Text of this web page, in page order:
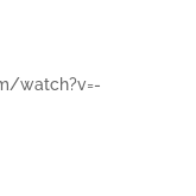
watch?v=-